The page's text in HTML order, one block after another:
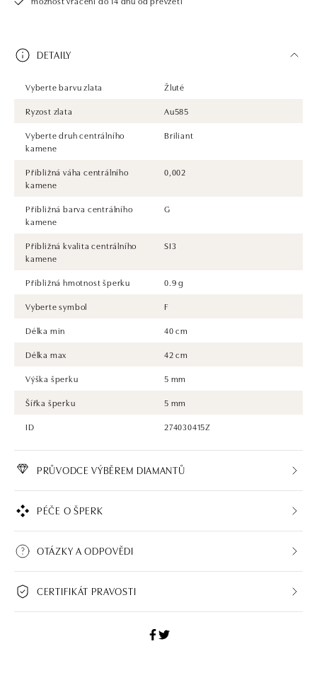
DETAILY
Vyberte barvu zlata
Žluté
Ryzost zlata
Au585
Vyberte druh centrálního
kamene
Briliant
Přibližná váha centrálního
kamene
0,002
Přibližná barva centrálního
kamene
G
Přibližná kvalita centrálního
kamene
SI3
Přibližná hmotnost šperku
0.9 g
Vyberte symbol
F
Délka min
40 cm
Délka max
42 cm
Výška šperku
5 mm
Šířka šperku
5 mm
ID
274030415Z
PRŮVODCE VÝBĚREM DIAMANTŮ
PÉČE O ŠPERK
OTÁZKY A ODPOVĚDI
CERTIFIKÁT PRAVOSTI